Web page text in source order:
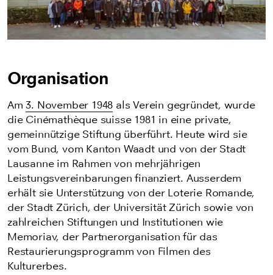
Organisation
Am3. November 1948 als Verein gegründet, wurde
die Cinémathèque suisse 1981 in eine private,
gemeinnützige Stiftung überführt. Heute wird sie
vom Bund, vom Kanton Waadt und von der Stadt
Lausanne im Rahmen von mehrjährigen
Leistungsvereinbarungen finanziert. Ausserdem
erhält sie Unterstützung von der Loterie Romande,
der Stadt Zürich, der Universität Zürich sowie von
zahlreichen Stiftungen und Institutionen wie
Memoriav, der Partnerorganisation für das
Restaurierungsprogramm von Filmen des
Kulturerbes.